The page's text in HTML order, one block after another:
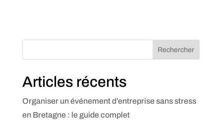
Rechercher
Articles récents
Organiser un événement d’entreprise sans stress
en Bretagne : le guide complet